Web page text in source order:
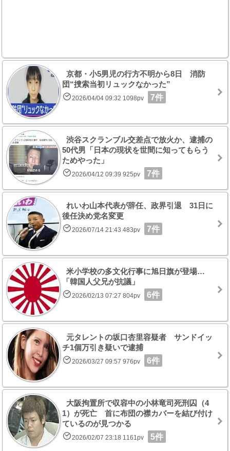
京都・小5男児の行方不明から8日 消防
団“捜索当初リュックなかった”
2026/04/04 09:32 1098pv 7件
渋谷スクランブル交差点で放火か、逮捕の
50代男「日本の現状を世間に知ってもらう
ためやった」
2026/04/12 09:39 925pv 7件
れいわ山本代表が辞任、政界引退 31日に
後任決め党名変更
2026/07/14 21:43 483pv 7件
米小学校の多文化行事に旭日旗が登場…
「韓国人父兄が抗議」
2026/02/13 07:27 804pv 6件
元タレントの坂口杏里容疑者 サンドイッ
チ1個万引き疑いで逮捕
2026/03/27 09:57 976pv 6件
大阪拘置所で収容中の小林竜司死刑囚（4
1）が死亡 首に布団の襟カバーを結び付け
ているのが見つかる
2026/02/07 23:18 1161pv 5件